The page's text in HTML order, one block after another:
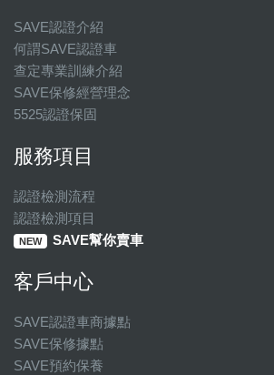
SAVE認證介紹
何謂SAVE認證車
查定專業訓練介紹
SAVE保修經營理念
5525認證保固
服務項目
認證檢測流程
認證檢測項目
NEW SAVE幫你賣車
客戶中心
SAVE認證車商據點
SAVE保修據點
SAVE預約保養